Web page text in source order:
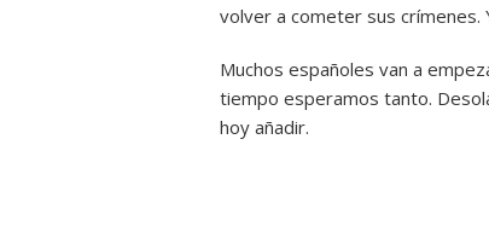
volver a cometer sus crímenes.
Muchos españoles van a
tiempo esperamos tanto.
hoy añadir.